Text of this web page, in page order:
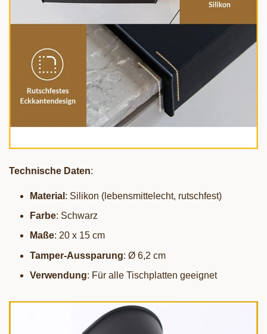
Technische Daten:
Material : Silikon (lebensmittelecht, rutschfest)
Farbe: Schwarz
Maße: 20 x 15 cm
Tamper-Aussparung: Ø 6,2 cm
Verwendung: Für alle Tischplatten geeignet